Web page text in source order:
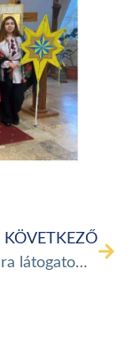
KÖVETKEZŐ
Szabadkára látogatott a Haza-Talál Menekülteket Segítő Alapítvàny!